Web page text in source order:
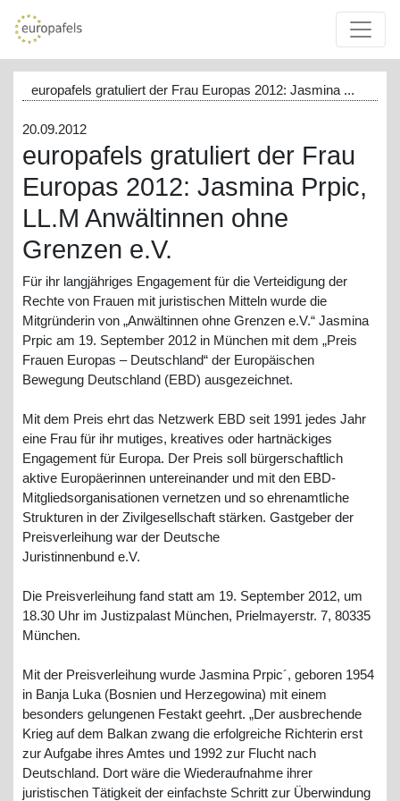
europafels gratuliert der Frau Europas 2012: Jasmina ...
20.09.2012
europafels gratuliert der Frau
Europas 2012: Jasmina Prpic,
LL.M Anwältinnen ohne
Grenzen e.V.
Für ihr langjähriges Engagement für die Verteidigung der
Rechte von Frauen mit juristischen Mitteln wurde die
Mitgründerin von „Anwältinnen ohne Grenzen e.V.“ Jasmina
Prpic am 19. September 2012 in München mit dem „Preis
Frauen Europas – Deutschland“ der Europäischen
Bewegung Deutschland (EBD) ausgezeichnet.
Mit dem Preis ehrt das Netzwerk EBD seit 1991 jedes Jahr
eine Frau für ihr mutiges, kreatives oder hartnäckiges
Engagement für Europa. Der Preis soll bürgerschaftlich
aktive Europäerinnen untereinander und mit den EBD-
Mitgliedsorganisationen vernetzen und so ehrenamtliche
Strukturen in der Zivilgesellschaft stärken. Gastgeber der
Preisverleihung war der Deutsche
Juristinnenbund e.V.
Die Preisverleihung fand statt am 19. September 2012, um
18.30 Uhr im Justizpalast München, Prielmayerstr. 7, 80335
München.
Mit der Preisverleihung wurde Jasmina Prpic´, geboren 1954
in Banja Luka (Bosnien und Herzegowina) mit einem
besonders gelungenen Festakt geehrt. „Der ausbrechende
Krieg auf dem Balkan zwang die erfolgreiche Richterin erst
zur Aufgabe ihres Amtes und 1992 zur Flucht nach
Deutschland. Dort wäre die Wiederaufnahme ihrer
juristischen Tätigkeit der einfachste Schritt zur Überwindung